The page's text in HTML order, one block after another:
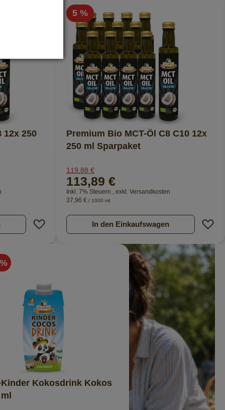
12x 250
Zur Wunschliste hinzufügen
5 %
Premium Bio MCT-Öl C8 C10 12x
250 ml Sparpaket
119,88 €
113,89 €
Inkl. 7% Steuern exkl. Versandkosten
37,96 € / 1000 ml
In den Einkaufswagen
Kokosdrink Kokos